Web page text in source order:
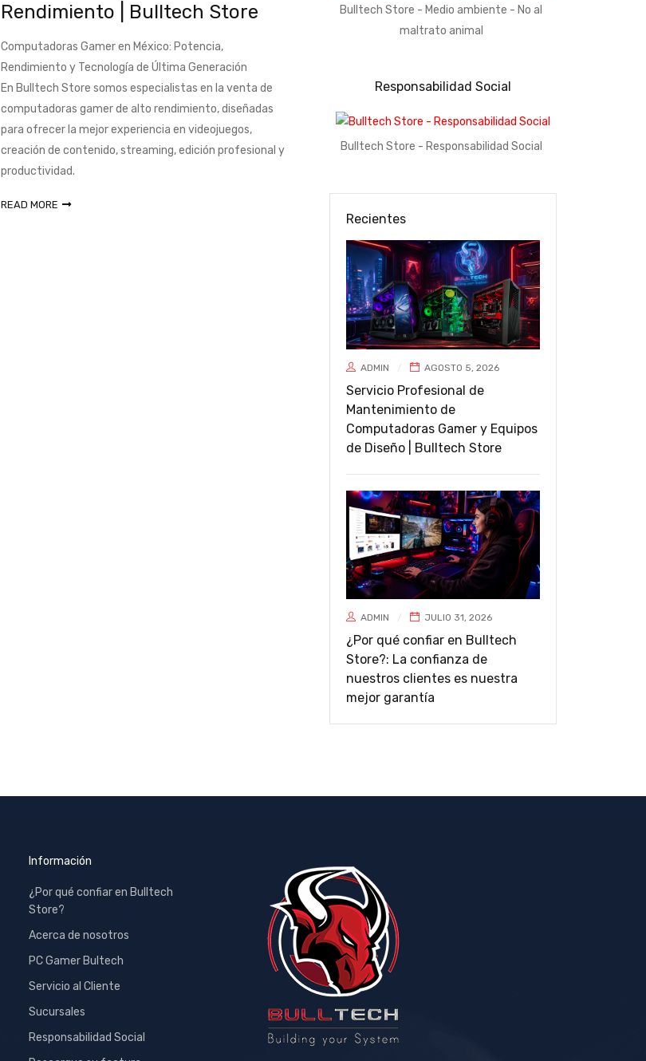
Rendimiento | Bulltech Store
Computadoras Gamer en México: Potencia,
Rendimiento y Tecnología de Última Generación
En Bulltech Store somos especialistas en la venta de
computadoras gamer de alto rendimiento, diseñadas
para ofrecer la mejor experiencia en videojuegos,
creación de contenido, streaming, edición profesional y
productividad.
READ MORE
Bulltech Store - Medio ambiente - No al
maltrato animal
Responsabilidad Social
Bulltech Store - Responsabilidad Social
Recientes
ADMIN AGOSTO 5, 2026
Servicio Profesional de
Mantenimiento de
Computadoras Gamer y Equipos
de Diseño | Bulltech Store
ADMIN JULIO 31, 2026
¿Por qué confiar en Bulltech
Store?: La confianza de
nuestros clientes es nuestra
mejor garantía
Información
¿Por qué confiar en Bulltech
Store?
Acerca de nosotros
PC Gamer Bultech
Servicio al Cliente
Sucursales
Responsabilidad Social